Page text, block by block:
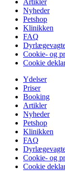
Nyheder
Petshop
Klinikken
FAQ
Cookie- og
Cookie
Ydelser
Priser
Booking
Artikler
Nyheder
Petshop
Klinikken
FAQ
Cookie- og
Cookie